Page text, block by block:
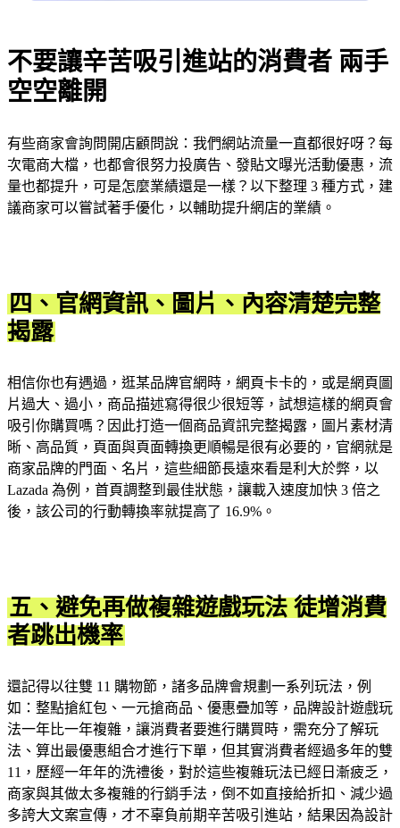
不要讓辛苦吸引進站的消費者 兩手
空空離開
有些商家會詢問開店顧問說：我們網站流量一直都很好呀？每
次電商大檔，也都會很努力投廣告、發貼文曝光活動優惠，流
量也都提升，可是怎麼業績還是一樣？以下整理 3 種方式，建
議商家可以嘗試著手優化，以輔助提升網店的業績。
四、官網資訊、圖片、內容清楚完整
揭露
相信你也有遇過，逛某品牌官網時，網頁卡卡的，或是網頁圖
片過大、過小，商品描述寫得很少很短等，試想這樣的網頁會
吸引你購買嗎？因此打造一個商品資訊完整揭露，圖片素材清
晰、高品質，頁面與頁面轉換更順暢是很有必要的，官網就是
商家品牌的門面、名片，這些細節長遠來看是利大於弊，以
Lazada 為例，首頁調整到最佳狀態，讓載入速度加快 3 倍之
後，該公司的行動轉換率就提高了 16.9%。
五、避免再做複雜遊戲玩法 徒增消費
者跳出機率
還記得以往雙 11 購物節，諸多品牌會規劃一系列玩法，例
如：整點搶紅包、一元搶商品、優惠疊加等，品牌設計遊戲玩
法一年比一年複雜，讓消費者要進行購買時，需充分了解玩
法、算出最優惠組合才進行下單，但其實消費者經過多年的雙
11，歷經一年年的洗禮後，對於這些複雜玩法已經日漸疲乏，
商家與其做太多複雜的行銷手法，倒不如直接給折扣、減少過
多誇大文案宣傳，才不辜負前期辛苦吸引進站，結果因為設計